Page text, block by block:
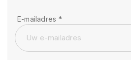
E-mailadres *